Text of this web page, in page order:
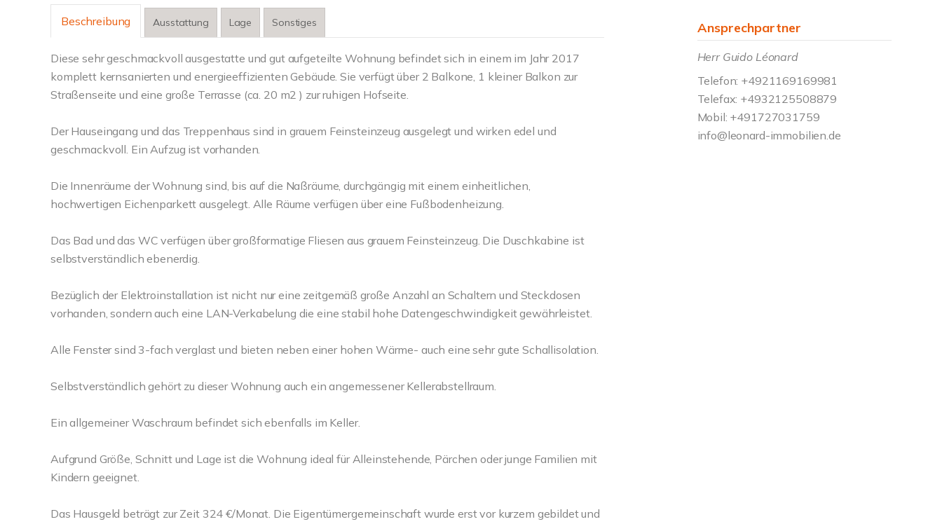
Beschreibung Ausstattung Lage Sonstiges
Diese sehr geschmackvoll ausgestatte und gut aufgeteilte Wohnung befindet sich in einem im Jahr 2017
komplett kernsanierten und energieeffizienten Gebäude. Sie verfügt über 2 Balkone, 1 kleiner Balkon zur
Straßenseite und eine große Terrasse (ca. 20 m2 ) zur ruhigen Hofseite.
Der Hauseingang und das Treppenhaus sind in grauem Feinsteinzeug ausgelegt und wirken edel und
geschmackvoll. Ein Aufzug ist vorhanden.
Die Innenräume der Wohnung sind, bis auf die Naßräume, durchgängig mit einem einheitlichen,
hochwertigen Eichenparkett ausgelegt. Alle Räume verfügen über eine Fußbodenheizung.
Das Bad und das WC verfügen über großformatige Fliesen aus grauem Feinsteinzeug. Die Duschkabine ist
selbstverständlich ebenerdig.
Bezüglich der Elektroinstallation ist nicht nur eine zeitgemäß große Anzahl an Schaltern und Steckdosen
vorhanden, sondern auch eine LAN-Verkabelung die eine stabil hohe Datengeschwindigkeit gewährleistet.
Alle Fenster sind 3-fach verglast und bieten neben einer hohen Wärme- auch eine sehr gute Schallisolation.
Selbstverständlich gehört zu dieser Wohnung auch ein angemessener Kellerabstellraum.
Ein allgemeiner Waschraum befindet sich ebenfalls im Keller.
Aufgrund Größe, Schnitt und Lage ist die Wohnung ideal für Alleinstehende, Pärchen oder junge Familien mit
Kindern geeignet.
Das Hausgeld beträgt zur Zeit 324 €/Monat. Die Eigentümergemeinschaft wurde erst vor kurzem gebildet und
Ansprechpartner
Herr Guido Léonard
Telefon: +4921169169981
Telefax: +4932125508879
Mobil: +491727031759
info@leonard-immobilien.de